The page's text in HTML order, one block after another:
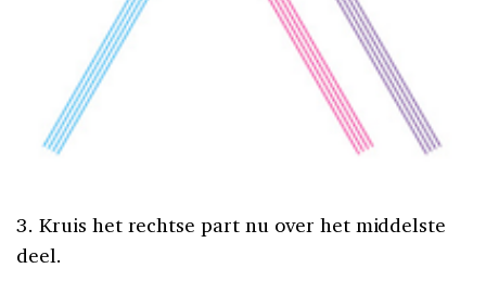
3. Kruis het rechtse part nu over het middelste
deel.